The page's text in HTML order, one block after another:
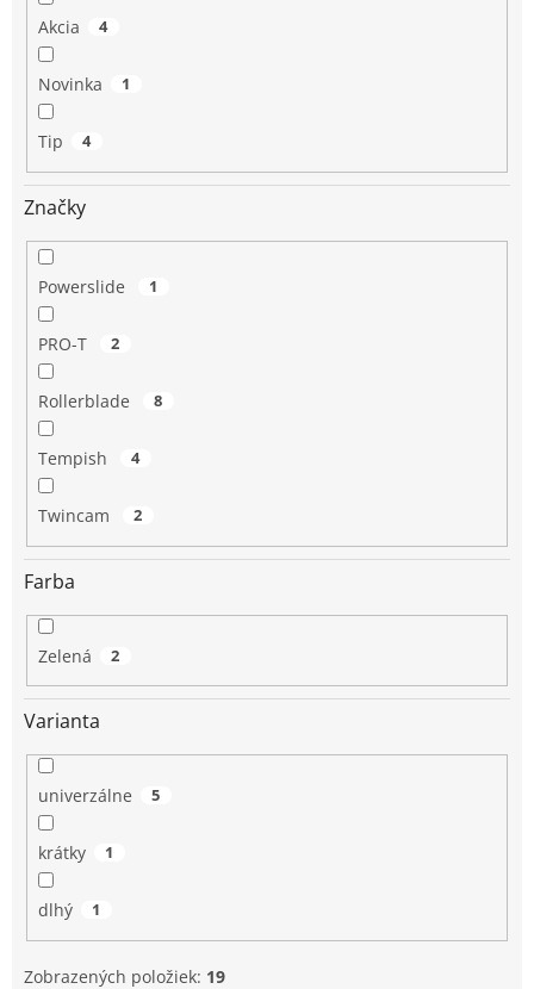
Akcia 4
Novinka 1
Tip 4
Značky
Powerslide 1
PRO-T 2
Rollerblade 8
Tempish 4
Twincam 2
Farba
Zelená 2
Varianta
univerzálne 5
krátky 1
dlhý 1
Zobrazených položiek: 19